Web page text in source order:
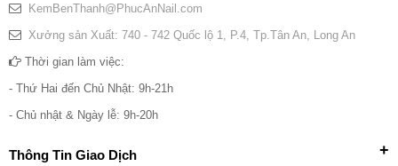
KemBenThanh@PhucAnNail.com
Xưởng sản Xuất: 740 - 742 Quốc lộ 1, P.4, Tp.Tân An, Long An
Thời gian làm việc:
- Thứ Hai đến Chủ Nhật: 9h-21h
- Chủ nhật & Ngày lễ: 9h-20h
Thông Tin Giao Dịch